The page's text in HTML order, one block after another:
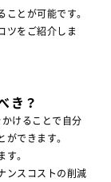
ことが可能です。
ツをご紹介しま
き？
かけることで自分
できます。
。
ンスコストの削減